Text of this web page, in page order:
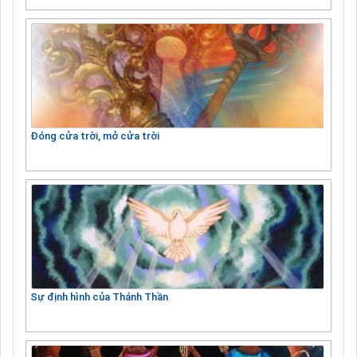
Đóng cửa trời, mở cửa trời
Sự định hình của Thánh Thần